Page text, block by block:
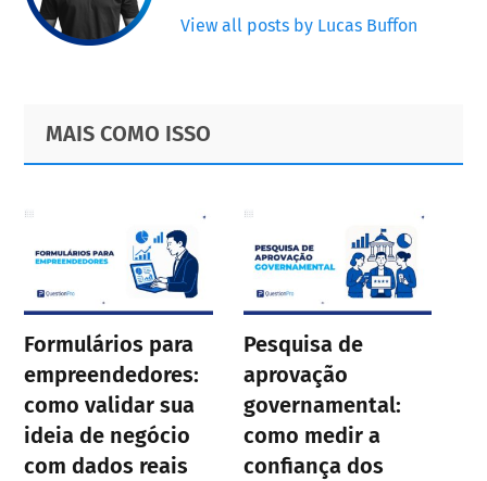
View all posts by Lucas Buffon
Primary
Sidebar
Footer
MAIS COMO ISSO
Formulários para
empreendedores:
como validar sua
ideia de negócio
com dados reais
Pesquisa de
aprovação
governamental:
como medir a
confiança dos